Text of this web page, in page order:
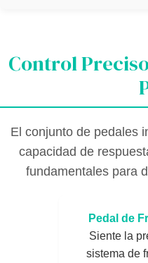
Control
El conjunto de pedales
capacidad de
fundamentales para
Pedal de
Siente la
sistema de